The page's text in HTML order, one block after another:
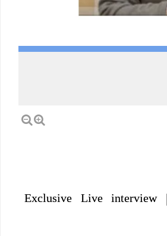
Exclusive Live